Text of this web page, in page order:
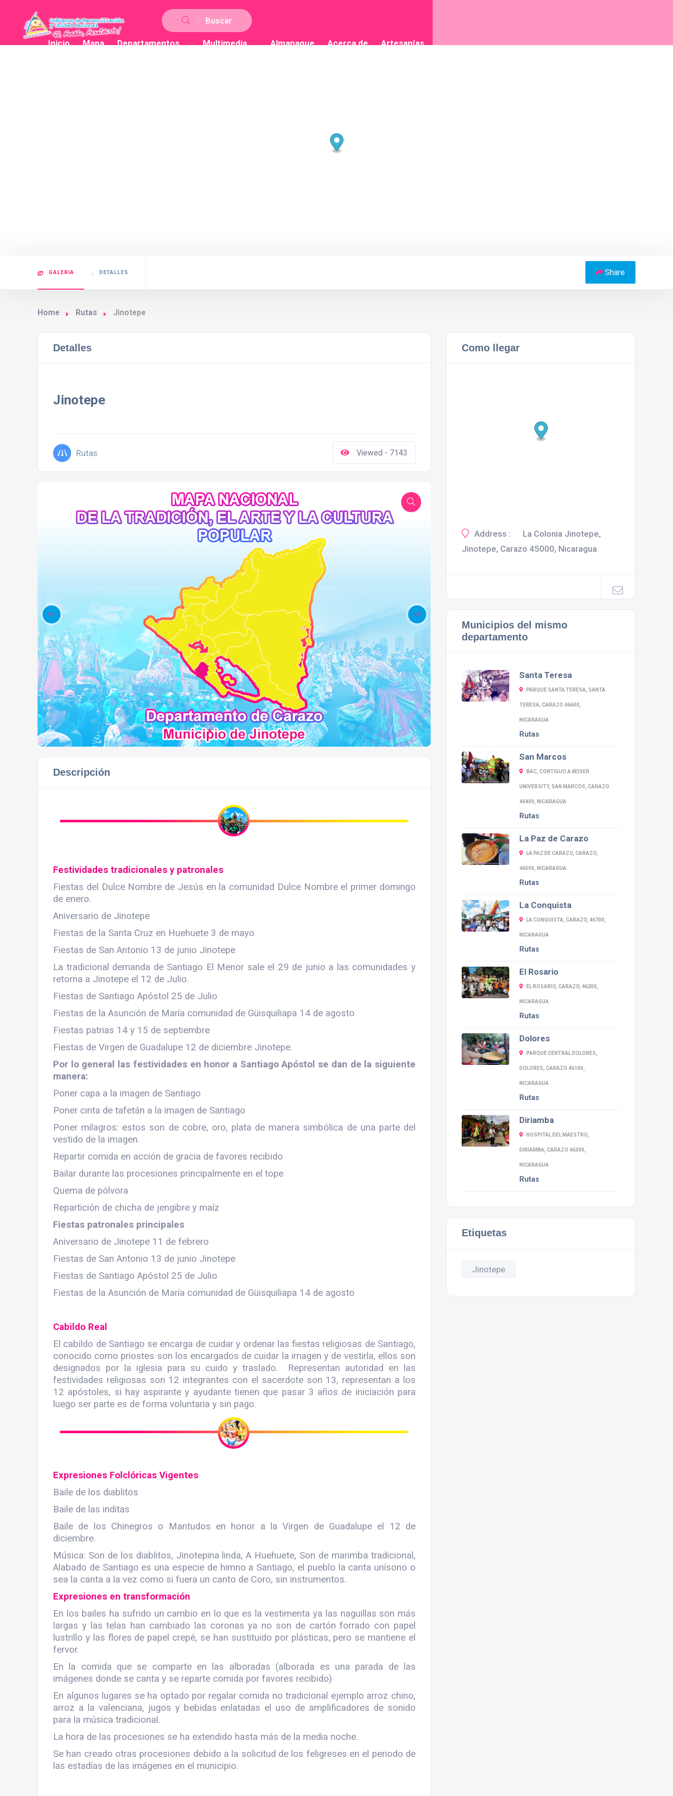
Buscar
Inicio Mapa Departamentos Multimedia Almanaque Acerca de Artesanías
GALERIA DETALLES Share
Home Rutas Jinotepe
Detalles
Jinotepe
Rutas Viewed - 7143
Descripción
Festividades tradicionales y patronales
Fiestas del Dulce Nombre de Jesús en la comunidad Dulce Nombre el primer domingo
de enero.
Aniversario de Jinotepe
Fiestas de la Santa Cruz en Huehuete 3 de mayo
Fiestas de San Antonio 13 de junio Jinotepe
La tradicional demanda de Santiago El Menor sale el 29 de junio a las comunidades y
retorna a Jinotepe el 12 de Julio.
Fiestas de Santiago Apóstol 25 de Julio
Fiestas de la Asunción de María comunidad de Güisquiliapa 14 de agosto
Fiestas patrias 14 y 15 de septiembre
Fiestas de Virgen de Guadalupe 12 de diciembre Jinotepe.
Por lo general las festividades en honor a Santiago Apóstol se dan de la siguiente
manera:
Poner capa a la imagen de Santiago
Poner cinta de tafetán a la imagen de Santiago
Poner milagros: estos son de cobre, oro, plata de manera simbólica de una parte del
vestido de la imagen.
Repartir comida en acción de gracia de favores recibido
Bailar durante las procesiones principalmente en el tope
Quema de pólvora
Repartición de chicha de jengibre y maíz
Fiestas patronales principales
Aniversario de Jinotepe 11 de febrero
Fiestas de San Antonio 13 de junio Jinotepe
Fiestas de Santiago Apóstol 25 de Julio
Fiestas de la Asunción de María comunidad de Güisquiliapa 14 de agosto
Cabildo Real
El cabildo de Santiago se encarga de cuidar y ordenar las fiestas religiosas de Santiago,
conocido como priostes son los encargados de cuidar la imagen y de vestirla, ellos son
designados por la iglesia para su cuido y traslado. Representan autoridad en las
festividades religiosas son 12 integrantes con el sacerdote son 13, representan a los
12 apóstoles, si hay aspirante y ayudante tienen que pasar 3 años de iniciación para
luego ser parte es de forma voluntaria y sin pago.
Expresiones Folclóricas Vigentes
Baile de los diablitos
Baile de las inditas
Baile de los Chinegros o Mantudos en honor a la Virgen de Guadalupe el 12 de
diciembre.
Música: Son de los diablitos, Jinotepina linda, A Huehuete, Son de marimba tradicional,
Alabado de Santiago es una especie de himno a Santiago, el pueblo la canta unísono o
sea la canta a la vez como si fuera un canto de Coro, sin instrumentos.
Expresiones en transformación
En los bailes ha sufrido un cambio en lo que es la vestimenta ya las naguillas son más
largas y las telas han cambiado las coronas ya no son de cartón forrado con papel
lustrillo y las flores de papel crepé, se han sustituido por plásticas, pero se mantiene el
fervor.
En la comida que se comparte en las alboradas (alborada es una parada de las
imágenes donde se canta y se reparte comida por favores recibido)
En algunos lugares se ha optado por regalar comida no tradicional ejemplo arroz chino,
arroz a la valenciana, jugos y bebidas enlatadas el uso de amplificadores de sonido
para la música tradicional.
La hora de las procesiones se ha extendido hasta más de la media noche.
Se han creado otras procesiones debido a la solicitud de los feligreses en el periodo de
las estadías de las imágenes en el municipio.
Como llegar
Address :
La Colonia Jinotepe,
Jinotepe, Carazo 45000, Nicaragua
Municipios del mismo
departamento
Santa Teresa
PARQUE SANTA TERESA, SANTA
TERESA, CARAZO 46600,
NICARAGUA
Rutas
San Marcos
BAC, CONTIGUO A KEISER
UNIVERSITY, SAN MARCOS, CARAZO
46400, NICARAGUA
Rutas
La Paz de Carazo
LA PAZ DE CARAZO, CARAZO,
46500, NICARAGUA
Rutas
La Conquista
LA CONQUISTA, CARAZO, 46700,
NICARAGUA
Rutas
El Rosario
EL ROSARIO, CARAZO, 46200,
NICARAGUA
Rutas
Dolores
PARQUE CENTRAL DOLORES,
DOLORES, CARAZO 46100,
NICARAGUA
Rutas
Diriamba
HOSPITAL DEL MAESTRO,
DIRIAMBA, CARAZO 46300,
NICARAGUA
Rutas
Etiquetas
Jinotepe